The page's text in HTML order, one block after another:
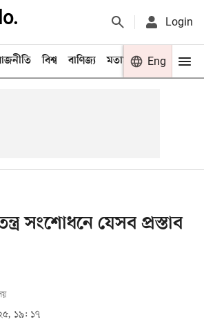
Login
বিশ্ব বাণিজ্য মতামত খেলা
Eng
সংশোধনে যেসব প্রস্তাব
১৯: ১৭